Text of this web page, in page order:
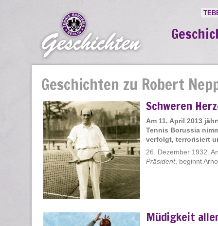
Geschichten zu Robert
Schweren
Am 11. April 2013
Tennis Borussia
verfolgt, terrorisiert
26. Dezember 1932.
Präsident, beginnt
Müdigkeit